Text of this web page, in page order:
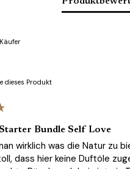
dieses Produkt
Bundle Self Love
wirklich was die Natur zu
dass hier keine Duftöle